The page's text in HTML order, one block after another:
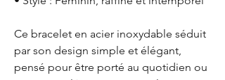
Ce bracelet en acier inoxydable séduit
par son design simple et élégant,
pensé pour être porté au quotidien ou